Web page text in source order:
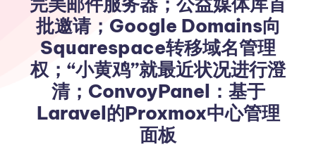
批邀请；Google Domains向
Squarespace转移域名管理
权；“小黄鸡”就最近状况进行澄
清；ConvoyPanel：基于
Laravel的Proxmox中心管理
面板